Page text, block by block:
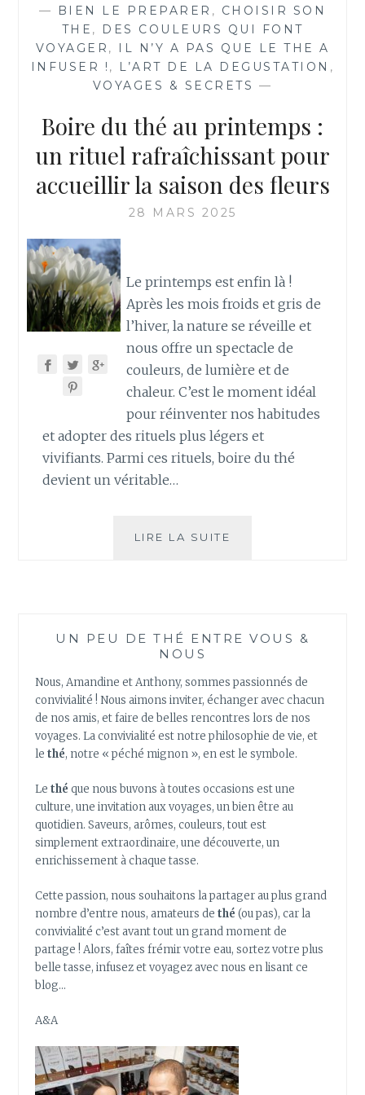
— BIEN LE PREPARER , CHOISIR SON
THE ,
DES COULEURS QUI FONT
VOYAGER ,
IL N’Y A PAS QUE LE THE A
INFUSER ! , L’ART DE LA DEGUSTATION ,
VOYAGES & SECRETS —
Boire du thé au printemps :
un rituel rafraîchissant pour
accueillir la saison des fleurs
28 MARS 2025
Le printemps est enfin là !
Après les mois froids et gris de
l’hiver, la nature se réveille et
nous offre un spectacle de
couleurs, de lumière et de
chaleur. C’est le moment idéal
pour réinventer nos habitudes
et adopter des rituels plus légers et
vivifiants. Parmi ces rituels, boire du thé
devient un véritable…
LIRE LA SUITE
UN
RAFRAÎCHISSANT
POUR
ACCUEILLIR
LA
SAISON
FLEURS
UN PEU DE THÉ ENTRE VOUS &
NOUS
Nous, Amandine et Anthony, sommes passionnés de
convivialité ! Nous aimons inviter, échanger avec chacun
de nos amis, et faire de belles rencontres lors de nos
voyages. La convivialité est notre philosophie de vie, et
lethé, notre « péché mignon », en est le symbole.
Lethé que nous buvons à toutes occasions est une
culture, une invitation aux voyages, un bien être au
quotidien. Saveurs, arômes, couleurs, tout est
simplement extraordinaire, une découverte, un
enrichissement à chaque tasse.
Cette passion, nous souhaitons la partager au plus grand
nombre d’entre nous, amateurs de thé (ou pas), car la
convivialité c’est avant tout un grand moment de
partage ! Alors, faîtes frémir votre eau, sortez votre plus
belle tasse, infusez et voyagez avec nous en lisant ce
blog…
A&A